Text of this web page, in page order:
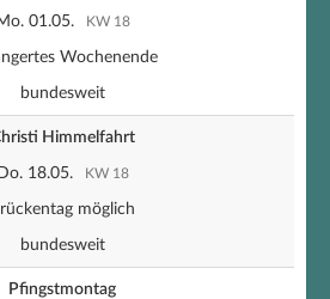
01.05. KW 18
Wochenende
bundesweit
Himmelfahrt
Do. 18.05. KW 18
möglich
bundesweit
Pfingstmontag